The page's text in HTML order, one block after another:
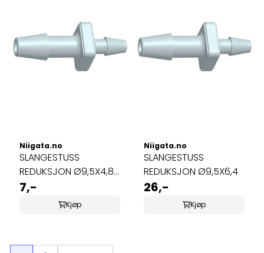
Niigata.no
SLANGESTUSS
REDUKSJON Ø9,5X4,8
LUFT, VANN & OZON
7,-
Kjøp
Niigata.no
SLANGESTUSS
REDUKSJON Ø9,5X6,4
26,-
Kjøp